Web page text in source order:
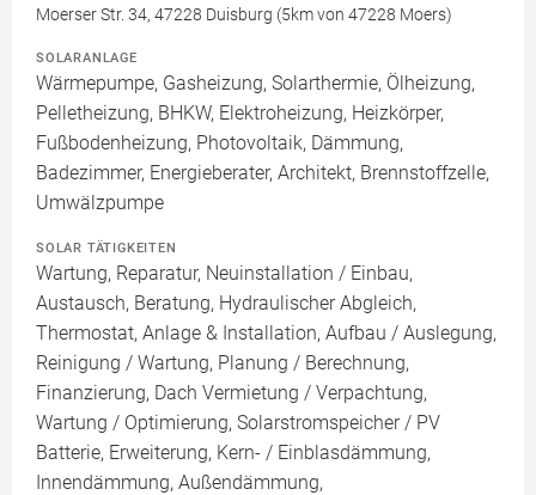
Moerser Str. 34, 47228 Duisburg (5km von 47228 Moers)
SOLARANLAGE
Wärmepumpe, Gasheizung, Solarthermie, Ölheizung,
Pelletheizung, BHKW, Elektroheizung, Heizkörper,
Fußbodenheizung, Photovoltaik, Dämmung,
Badezimmer, Energieberater, Architekt, Brennstoffzelle,
Umwälzpumpe
SOLAR TÄTIGKEITEN
Wartung, Reparatur, Neuinstallation / Einbau,
Austausch, Beratung, Hydraulischer Abgleich,
Thermostat, Anlage & Installation, Aufbau / Auslegung,
Reinigung / Wartung, Planung / Berechnung,
Finanzierung, Dach Vermietung / Verpachtung,
Wartung / Optimierung, Solarstromspeicher / PV
Batterie, Erweiterung, Kern- / Einblasdämmung,
Innendämmung, Außendämmung,